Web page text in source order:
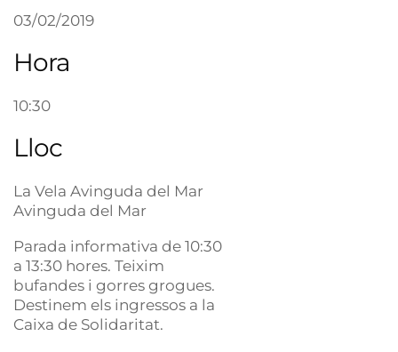
03/02/2019
Hora
10:30
Lloc
La Vela Avinguda del Mar
Avinguda del Mar
Parada informativa de 10:30
a 13:30 hores. Teixim
bufandes i gorres grogues.
Destinem els ingressos a la
Caixa de Solidaritat.